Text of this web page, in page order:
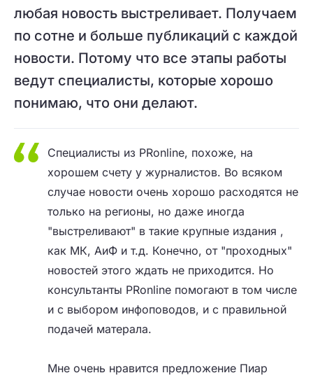
любая новость выстреливает. Получаем
по сотне и больше публикаций с каждой
новости. Потому что все этапы работы
ведут специалисты, которые хорошо
понимаю, что они делают.
Специалисты из PRonline, похоже, на
хорошем счету у журналистов. Во всяком
случае новости очень хорошо расходятся не
только на регионы, но даже иногда
"выстреливают" в такие крупные издания ,
как МК, АиФ и т.д. Конечно, от "проходных"
новостей этого ждать не приходится. Но
консультанты PRonline помогают в том числе
и с выбором инфоповодов, и с правильной
подачей матерала.
Мне очень нравится предложение Пиар